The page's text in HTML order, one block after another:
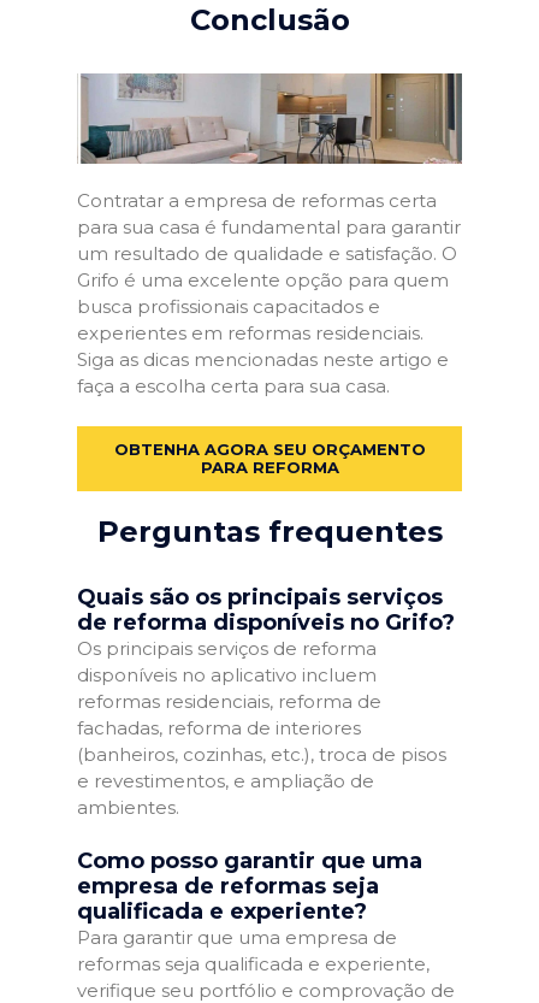
Conclusão
Contratar a empresa de reformas certa
para sua casa é fundamental para garantir
um resultado de qualidade e satisfação. O
Grifo é uma excelente opção para quem
busca profissionais capacitados e
experientes em reformas residenciais.
Siga as dicas mencionadas neste artigo e
faça a escolha certa para sua casa.
OBTENHA AGORA SEU ORÇAMENTO
PARA REFORMA
Perguntas frequentes
Quais são os principais serviços
de reforma disponíveis no Grifo?
Os principais serviços de reforma
disponíveis no aplicativo incluem
reformas residenciais, reforma de
fachadas, reforma de interiores
(banheiros, cozinhas, etc.), troca de pisos
e revestimentos, e ampliação de
ambientes.
Como posso garantir que uma
empresa de reformas seja
qualificada e experiente?
Para garantir que uma empresa de
reformas seja qualificada e experiente,
verifique seu portfólio e comprovação de